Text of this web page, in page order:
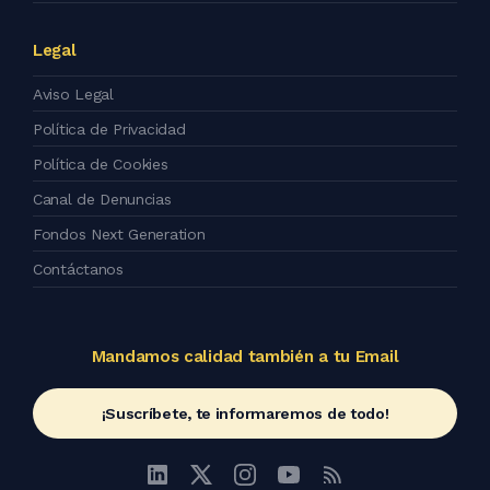
Legal
Aviso Legal
Política de Privacidad
Política de Cookies
Canal de Denuncias
Fondos Next Generation
Contáctanos
Mandamos calidad también a tu Email
¡Suscríbete, te informaremos de todo!